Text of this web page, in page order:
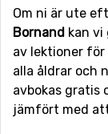
Men även om
fortsätta att
sig perfekt för
backarna eller
skidorten på
Om ni är ute
Bornand kan vi
av lektioner för
alla åldrar och
avbokas gratis
jämfört med